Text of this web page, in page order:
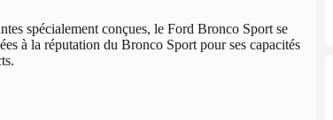
spécialement conçues, le Ford Bronco Sport se
à la réputation du Bronco Sport pour ses capacités